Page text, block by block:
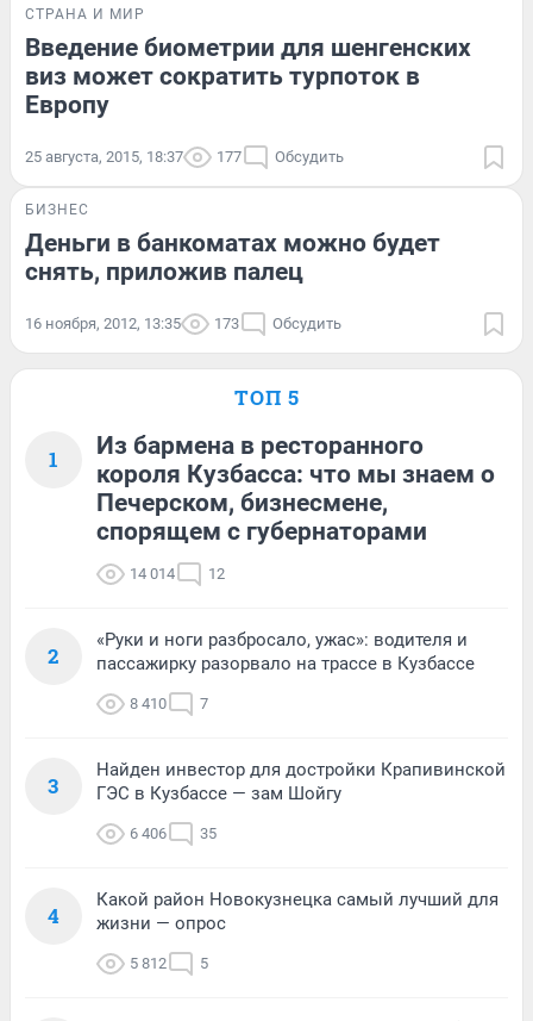
СТРАНА И МИР
Введение биометрии для шенгенских
виз может сократить турпоток в
Европу
25 августа, 2015, 18:37 177 Обсудить
БИЗНЕС
Деньги в банкоматах можно будет
снять, приложив палец
16 ноября, 2012, 13:35 173 Обсудить
ТОП 5
1
Из бармена в ресторанного
короля Кузбасса: что мы знаем о
Печерском, бизнесмене,
спорящем с губернаторами
14 014 12
2
«Руки и ноги разбросало, ужас»: водителя и
пассажирку разорвало на трассе в Кузбассе
8 410 7
3
Найден инвестор для достройки Крапивинской
ГЭС в Кузбассе — зам Шойгу
6 406 35
4
Какой район Новокузнецка самый лучший для
жизни — опрос
5 812 5